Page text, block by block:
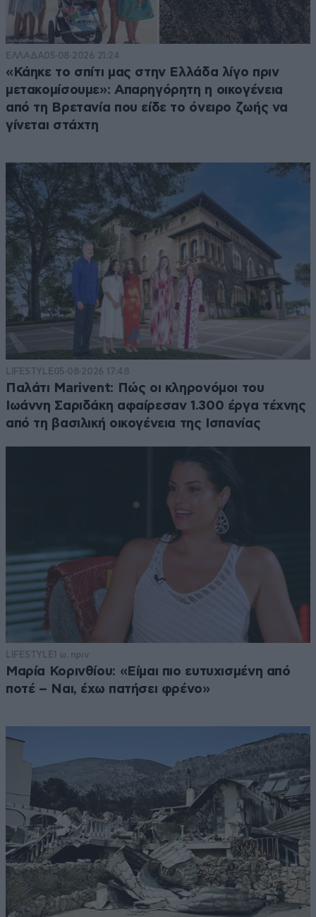
ΕΛΛΑΔΑ05·08·2026 21:24
«Κάηκε το σπίτι μας στην Ελλάδα λίγο πριν
μετακομίσουμε»: Απαρηγόρητη η οικογένεια
από τη Βρετανία που είδε το όνειρο ζωής να
γίνεται στάχτη
LIFESTYLE05·08·2026 17:48
Παλάτι Marivent: Πώς οι κληρονόμοι του
Ιωάννη Σαριδάκη αφαίρεσαν 1.300 έργα τέχνης
από τη βασιλική οικογένεια της Ισπανίας
LIFESTYLE1 ω. πριν
Μαρία Κορινθίου: «Είμαι πιο ευτυχισμένη από
ποτέ – Ναι, έχω πατήσει φρένο»